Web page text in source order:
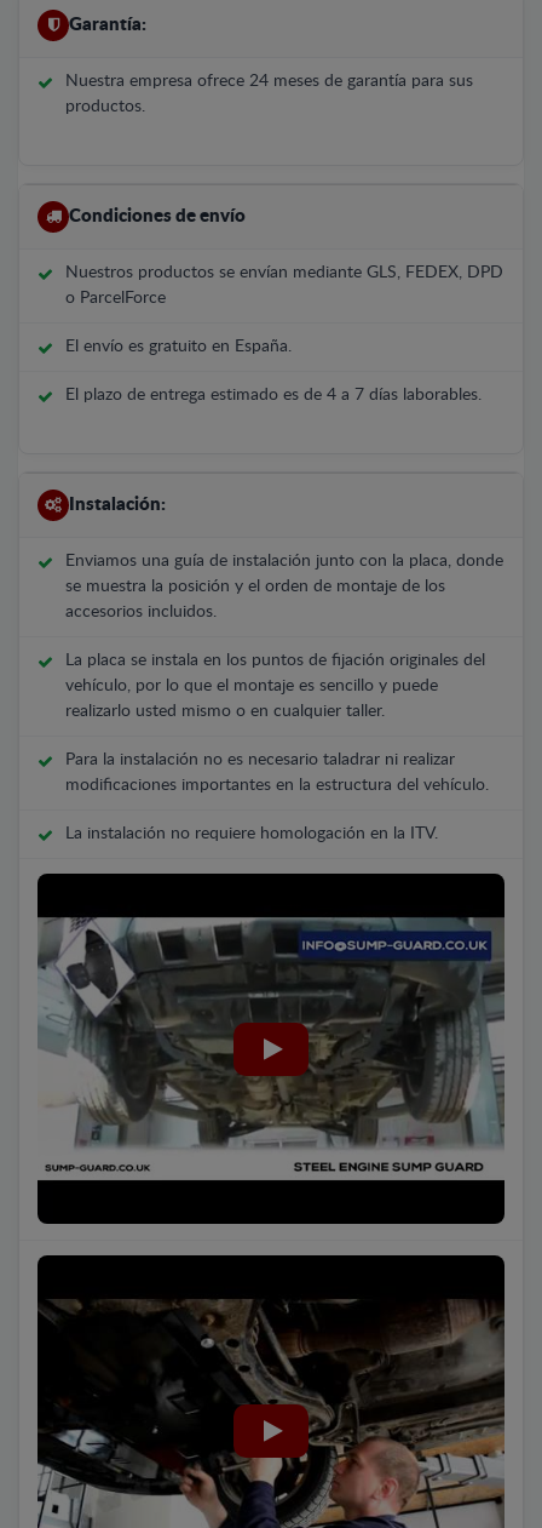
Garantía:
Nuestra empresa ofrece 24 meses de garantía para sus
productos.
Condiciones de envío
Nuestros productos se envían mediante GLS, FEDEX, DPD
o ParcelForce
El envío es gratuito en España.
El plazo de entrega estimado es de 4 a 7 días laborables.
Instalación:
Enviamos una guía de instalación junto con la placa, donde
se muestra la posición y el orden de montaje de los
accesorios incluidos.
La placa se instala en los puntos de fijación originales del
vehículo, por lo que el montaje es sencillo y puede
realizarlo usted mismo o en cualquier taller.
Para la instalación no es necesario taladrar ni realizar
modificaciones importantes en la estructura del vehículo.
La instalación no requiere homologación en la ITV.